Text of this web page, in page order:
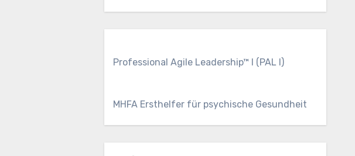
Professional Agile Leadership™ I (PAL I)
MHFA Ersthelfer für psychische Gesundheit